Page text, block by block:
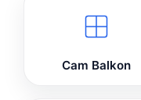
Cam Balkon